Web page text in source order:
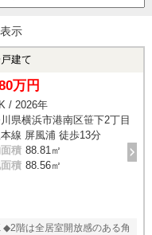
示
建て
万円
/ 2026年
県横浜市港南区笹下2丁目
線 屏風浦 徒歩13分
積 88.81㎡
積 88.56㎡
階は全居室開放感のある角